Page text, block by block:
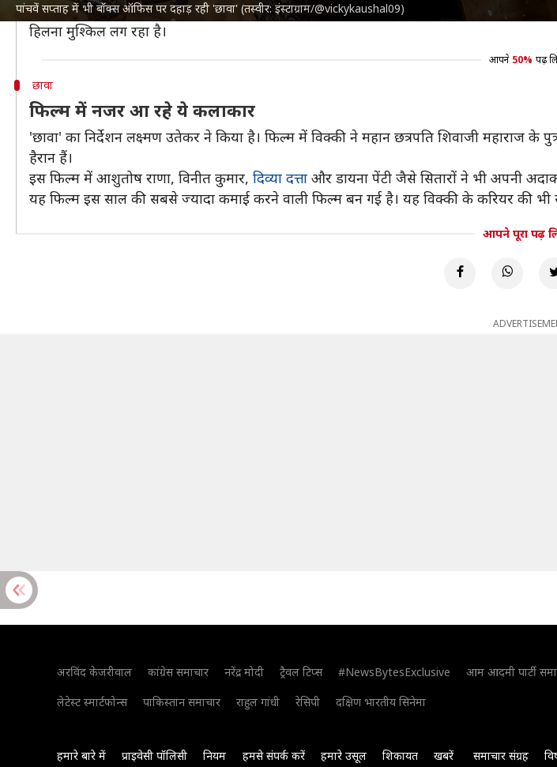
पांचवें सप्ताह में भी बॉक्स ऑफिस पर दहाड़ रही 'छावा' (तस्वीर: इंस्टाग्राम/@vickykaushal09)
देश में ही नहीं, बल्कि विदेश में छावा' का भी खूब डंका बज रहा है। दुनियाभर में इस फिल्म ने अब
हिलना मुश्किल लग रहा है।
आपने 50% पढ़
छावा
फिल्म में नजर आ रहे ये कलाकार
'छावा' का निर्देशन लक्ष्मण उतेकर ने किया है। फिल्म में विक्की ने महान छत्रपति शिवाजी महाराज के
हैरान हैं।
इस फिल्म में आशुतोष राणा, विनीत कुमार, दिव्या दत्ता और डायना पेंटी जैसे सितारों ने भी अपनी
यह फिल्म इस साल की सबसे ज्यादा कमाई करने वाली फिल्म बन गई है। यह विक्की के करियर की
आपने पूरा पढ़
अरविंद केजरीवाल कांग्रेस समाचार नरेंद्र मोदी ट्रैवल टिप्स #NewsBytesExclusive आम आदमी पार्टी
लेटेस्ट स्मार्टफोन्स
पाकिस्तान समाचार राहुल गांधी रेसिपी दक्षिण भारतीय सिनेमा
हमारे बारे में प्राइवेसी पॉलिसी नियम हमसे संपर्क करें हमारे उसूल शिकायत खबरें समाचार संग्रह